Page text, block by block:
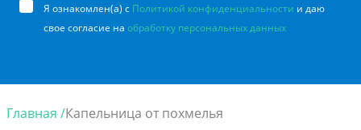
Я ознакомлен(а) с Политикой конфиденциальности и даю
свое согласие на обработку персональных данных
Главная /Капельница от похмелья